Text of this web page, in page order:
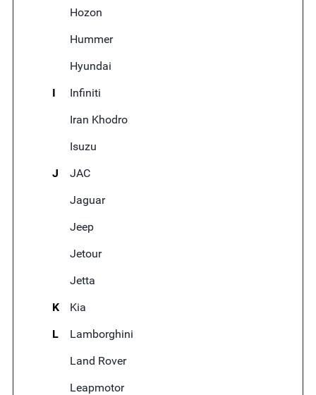
Hozon
Hummer
Hyundai
I
Infiniti
Iran Khodro
Isuzu
J
JAC
Jaguar
Jeep
Jetour
Jetta
K
Kia
L
Lamborghini
Land Rover
Leapmotor